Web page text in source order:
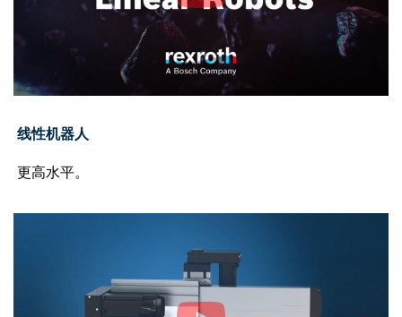
线性机器人
更高水平。